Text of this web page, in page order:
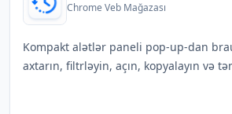
Chrome Veb Mağazası
Kompakt alətlər paneli pop-up-dan
axtarın, filtrləyin, açın, kopyalayın və